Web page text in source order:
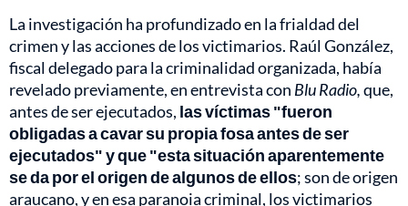
La investigación ha profundizado en la frialdad del
crimen y las acciones de los victimarios. Raúl González,
fiscal delegado para la criminalidad organizada, había
revelado previamente, en entrevista con Blu Radio,que,
antes de ser ejecutados, las víctimas "fueron
obligadas a cavar su propia fosa antes de ser
ejecutados" y que "esta situación aparentemente
se da por el origen de algunos de ellos; son de origen
araucano, y en esa paranoia criminal, los victimarios